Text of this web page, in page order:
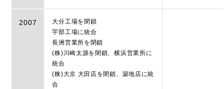
2007
大分工場を閉鎖
宇部工場に統合
長洲営業所を閉鎖
(株)川崎太源を閉鎖、横浜営業所に
統合
(株)大京 大田店を閉鎖、築地店に統
合